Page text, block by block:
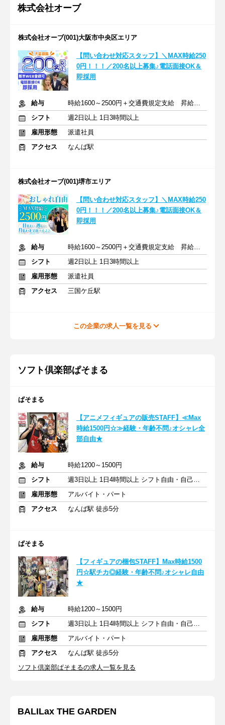
株式会社オーブ
株式会社オーブ(001)大阪市中央区エリア
【問い合わせ対応スタッフ】＼MAX時給250
0円！！！／200名以上募集♪電話面接OK＆
即採用
給与
時給1600～2500円＋交通費規定支給 昇給あり
シフト
週2日以上 1日3時間以上
雇用形態
派遣社員
アクセス
なんば駅
株式会社オーブ(001)堺市エリア
【問い合わせ対応スタッフ】＼MAX時給250
0円！！！／200名以上募集♪電話面接OK＆
即採用
給与
時給1600～2500円＋交通費規定支給 昇給あり
シフト
週2日以上 1日3時間以上
雇用形態
派遣社員
アクセス
三国ケ丘駅
この企業の求人一覧を見る
ソフト倶楽部ぱそまる
ぱそまる
【アニメフィギュアの販売STAFF】≪Max
時給1500円☆≫経験・年齢不問♪オシャレ全
部自由★
給与
時給1200～1500円
シフト
週3日以上 1日4時間以上 シフト自由・自己申告
雇用形態
アルバイト・パート
アクセス
なんば駅 徒歩5分
ぱそまる
【フィギュアの梱包STAFF】Max時給1500
円☆駅チカ◎経験・年齢不問♪オシャレ自由
★
給与
時給1200～1500円
シフト
週3日以上 1日4時間以上 シフト自由・自己申告
雇用形態
アルバイト・パート
アクセス
なんば駅 徒歩5分
ソフト倶楽部ぱそまるの求人一覧を見る
BALILax THE GARDEN